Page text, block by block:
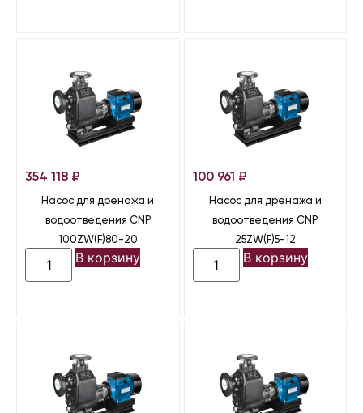
354 118 ₽
Насос для дренажа и
водоотведения CNP
100ZW(F)80-20
В корзину
100 961 ₽
Насос для дренажа и
водоотведения CNP
25ZW(F)5-12
В корзину